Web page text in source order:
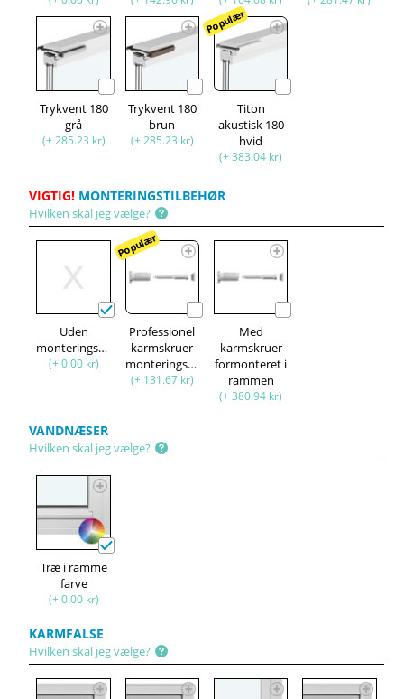
Trykvent 180
grå
(+ 285.23 kr)
Trykvent 180
brun
(+ 285.23 kr)
Populær
Titon
akustisk 180
hvid
(+ 383.04 kr)
VIGTIG! MONTERINGSTILBEHØR
Hvilken skal jeg vælge?
Uden
monteringssæt
(+ 0.00 kr)
Populær
Professionel
karmskruer
monteringssæt
(+ 131.67 kr)
Med
karmskruer
formonteret i
rammen
(+ 380.94 kr)
VANDNÆSER
Hvilken skal jeg vælge?
Træ i ramme
farve
(+ 0.00 kr)
KARMFALSE
Hvilken skal jeg vælge?